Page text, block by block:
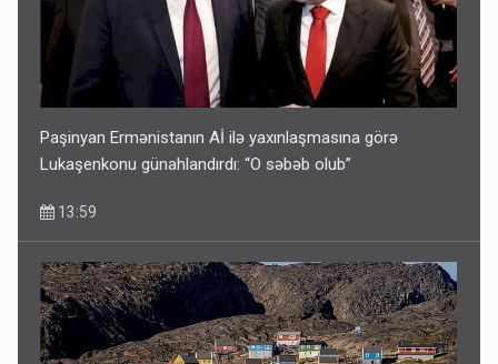
Paşinyan Ermənistanın Aİ ilə yaxınlaşmasına görə
Lukaşenkonu günahlandırdı: “O səbəb olub”
13:59